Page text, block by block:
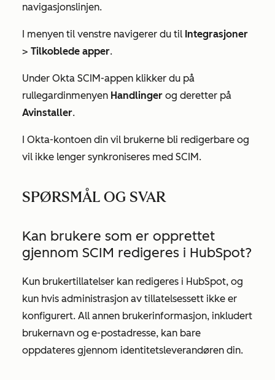
navigasjonslinjen.
I menyen til venstre navigerer du til Integrasjoner
> Tilkoblede apper.
Under Okta SCIM-appen klikker du på
rullegardinmenyen Handlinger og deretter på
Avinstaller.
I Okta-kontoen din vil brukerne bli redigerbare og
vil ikke lenger synkroniseres med SCIM.
SPØRSMÅL OG SVAR
Kan brukere som er opprettet
gjennom SCIM redigeres i HubSpot?
Kun brukertillatelser kan redigeres i HubSpot, og
kun hvis administrasjon av tillatelsessett ikke er
konfigurert. All annen brukerinformasjon, inkludert
brukernavn og e-postadresse, kan bare
oppdateres gjennom identitetsleverandøren din.